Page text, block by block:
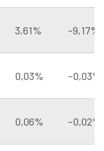
3,61% -9,17%
0,03% -0,03%
0,06% -0,02%